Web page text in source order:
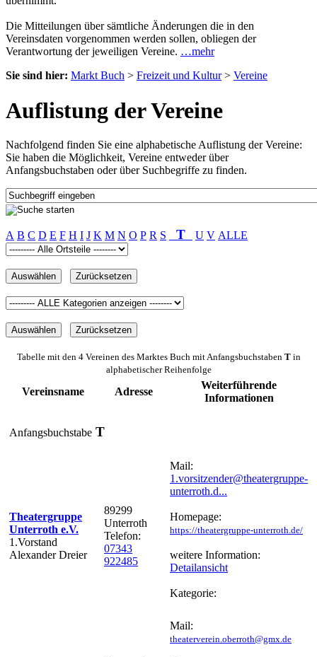
Die Mitteilungen über sämtliche Änderungen die in den
Vereinsdaten vorgenommen werden sollen, obliegen der
Verantwortung der jeweiligen Vereine. …mehr
Sie sind hier: Markt Buch > Freizeit und Kultur> Vereine
Auflistung der Vereine
Nachfolgend finden Sie eine alphabetische Auflistung der Vereine:
Sie haben die Möglichkeit, Vereine entweder über
Anfangsbuchstaben oder über Suchbegriffe zu finden.
A B C D E F H I J K M N O P R S T U V ALLE
Tabelle mit den 4 Vereinen des Marktes Buch mit Anfangsbuchstaben Tin
alphabetischer Reihenfolge
Vereinsname Adresse
Weiterführende
Informationen
Anfangsbuchstabe T
Theatergruppe
Unterroth e.V.
1.Vorstand
Alexander Dreier
89299
Unterroth
Telefon:
07343
922485
Mail:
1.vorsitzender@theatergruppe-
unterroth.d...
Homepage:
https://theatergruppe-unterroth.de/
weitere Information:
Detailansicht
Kategorie:
Mail:
theaterverein.oberroth@gmx.de